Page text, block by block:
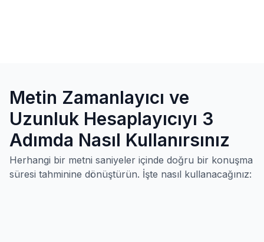
Metin Zamanlayıcı ve
Uzunluk Hesaplayıcıyı 3
Adımda Nasıl Kullanırsınız
Herhangi bir metni saniyeler içinde doğru bir konuşma
süresi tahminine dönüştürün. İşte nasıl kullanacağınız: